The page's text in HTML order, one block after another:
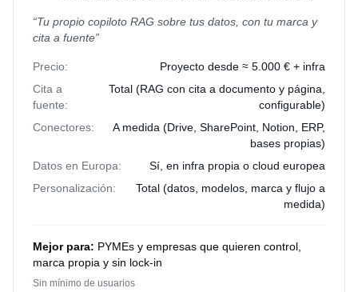
“Tu propio copiloto RAG sobre tus datos, con tu marca y
cita a fuente”
Precio:
Proyecto desde ≈ 5.000 € + infra
Cita a
fuente:
Total (RAG con cita a documento y página,
configurable)
Conectores:
A medida (Drive, SharePoint, Notion, ERP,
bases propias)
Datos en Europa:
Sí, en infra propia o cloud europea
Personalización:
Total (datos, modelos, marca y flujo a
medida)
Mejor para: PYMEs y empresas que quieren control,
marca propia y sin lock-in
Sin mínimo de usuarios